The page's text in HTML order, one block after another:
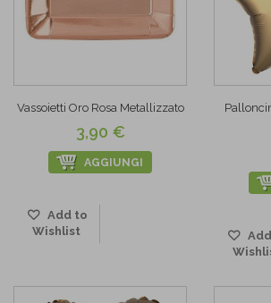
Vassoietti Oro Rosa Metallizzato
3,90 €
AGGIUNGI
Add to
Wishlist